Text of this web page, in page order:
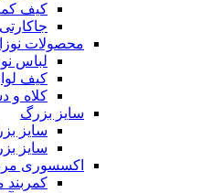
کیف
محصولات
لباس
کیف
کلاه و
سایز بزرگ
سایز
سایز
اکسسوری
کمربند